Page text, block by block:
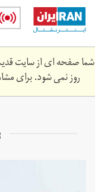
Skip
main
content
شما صفحه ای از سایت
روز نمی شود. برای